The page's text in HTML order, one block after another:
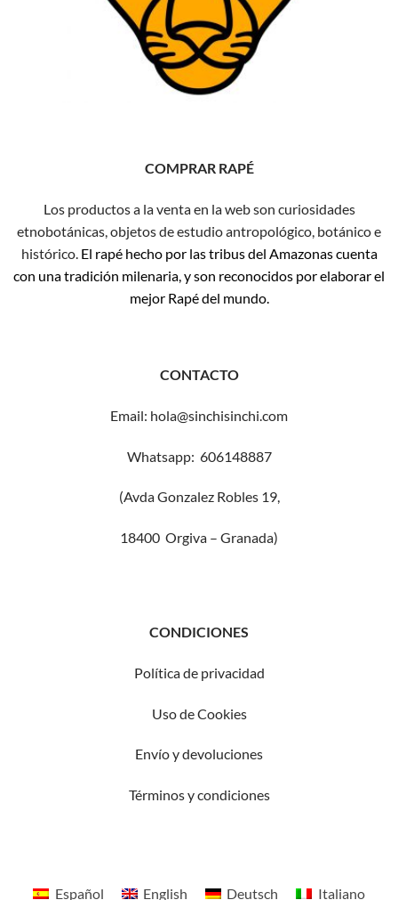
COMPRAR RAPÉ
Los productos a la venta en la web son curiosidades
etnobotánicas, objetos de estudio antropológico, botánico e
histórico. El rapé hecho por las tribus del Amazonas cuenta
con una tradición milenaria, y son reconocidos por elaborar el
mejor Rapé del mundo.
CONTACTO
Email: hola@sinchisinchi.com
Whatsapp: 606148887
(Avda Gonzalez Robles 19,
18400 Orgiva – Granada)
CONDICIONES
Política de privacidad
Uso de Cookies
Envío y devoluciones
Términosy condiciones
Español English Deutsch Italiano